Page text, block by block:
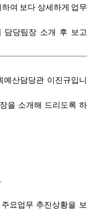
여 보다 상세하게 업무
담당팀장 소개 후 보고
산담당관 이진규입니
을 소개해 드리도록 하
요업무 추진상황을 보